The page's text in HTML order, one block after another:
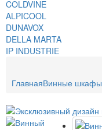
COLDVINE
ALPICOOL
DUNAVOX
DELLA MARTA
IP INDUSTRIE
ГлавнаяВинные шкафы